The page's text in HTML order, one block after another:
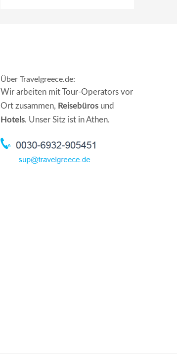
Über Travelgreece.de:
Wir arbeiten mit Tour-Operators vor
Ort zusammen, Reisebüros und
Hotels. Unser Sitz ist in Athen.